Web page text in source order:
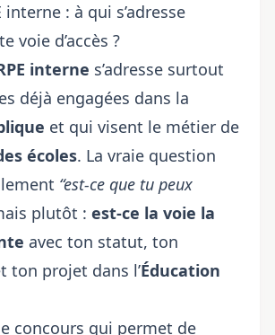
interne : à qui s’adresse
voie d’accès ?
interne s’adresse surtout
déjà engagées dans la
et qui visent le métier de
écoles. La vraie question
“est-ce que tu peux
plutôt : est-ce la voie la
avec ton statut, ton
ton projet dans l’Éducation
concours qui permet de